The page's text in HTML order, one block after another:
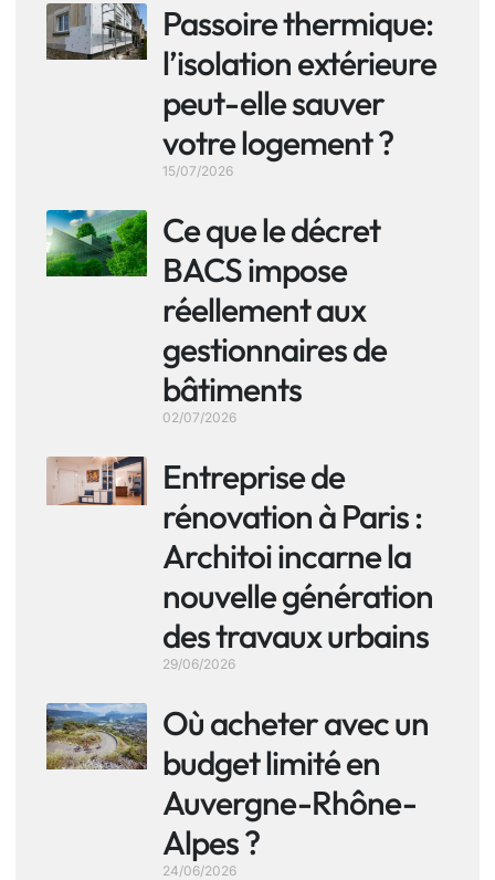
Passoire thermique:
l’isolation extérieure
peut-elle sauver
votre logement ?
15/07/2026
Ce que le décret
BACS impose
réellement aux
gestionnaires de
bâtiments
02/07/2026
Entreprise de
rénovation à Paris :
Architoi incarne la
nouvelle génération
des travaux urbains
29/06/2026
Où acheter avec un
budget limité en
Auvergne-Rhône-
Alpes ?
24/06/2026